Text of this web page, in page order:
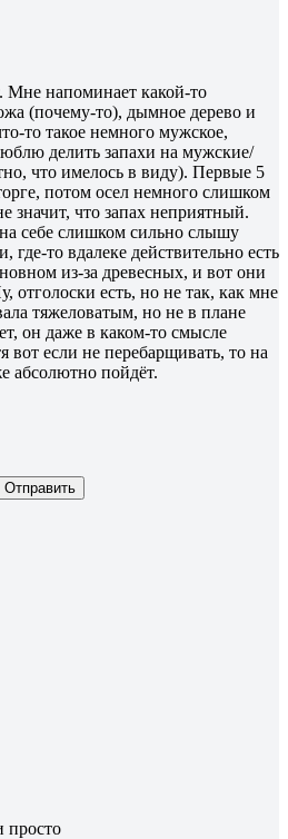
Мне напоминает какой-то
(почему-то), дымное дерево и
то такое немного мужское,
делить запахи на мужские/
что имелось в виду). Первые 5
потом осел немного слишком
значит, что запах неприятный.
себе слишком сильно слышу
то вдалеке действительно есть
из-за древесных, и вот они
отголоски есть, но не так, как мне
тяжеловатым, но не в плане
он даже в каком-то смысле
вот если не перебарщивать, то на
абсолютно пойдёт.
Отправить
просто